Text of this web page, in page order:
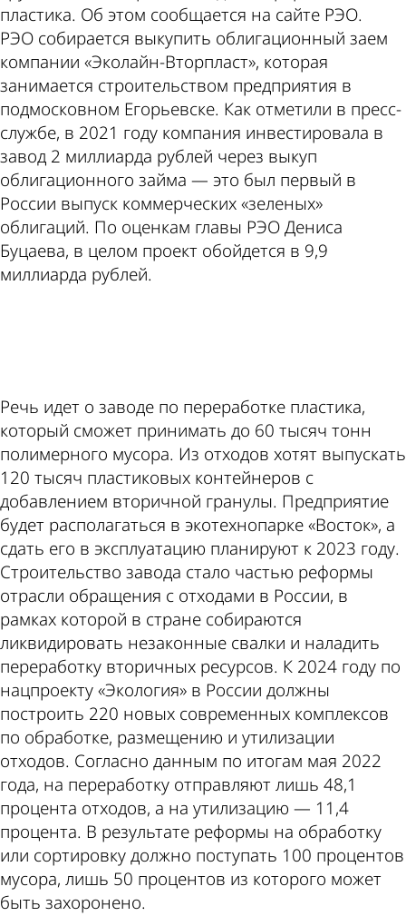
пластика. Об этом сообщается на сайте РЭО.
РЭО собирается выкупить облигационный заем
компании «Эколайн-Вторпласт», которая
занимается строительством предприятия в
подмосковном Егорьевске. Как отметили в пресс-
службе, в 2021 году компания инвестировала в
завод 2 миллиарда рублей через выкуп
облигационного займа — это был первый в
России выпуск коммерческих «зеленых»
облигаций. По оценкам главы РЭО Дениса
Буцаева, в целом проект обойдется в 9,9
миллиарда рублей.
Речь идет о заводе по переработке пластика,
который сможет принимать до 60 тысяч тонн
полимерного мусора. Из отходов хотят выпускать
120 тысяч пластиковых контейнеров с
добавлением вторичной гранулы. Предприятие
будет располагаться в экотехнопарке «Восток», а
сдать его в эксплуатацию планируют к 2023 году.
Строительство завода стало частью реформы
отрасли обращения с отходами в России, в
рамках которой в стране собираются
ликвидировать незаконные свалки и наладить
переработку вторичных ресурсов. К 2024 году по
нацпроекту «Экология» в России должны
построить 220 новых современных комплексов
по обработке, размещению и утилизации
отходов. Согласно данным по итогам мая 2022
года, на переработку отправляют лишь 48,1
процента отходов, а на утилизацию — 11,4
процента. В результате реформы на обработку
или сортировку должно поступать 100 процентов
мусора, лишь 50 процентов из которого может
быть захоронено.